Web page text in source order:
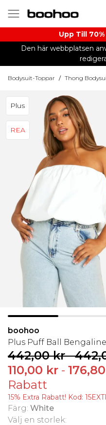
Upp Till
Den här webbplatsen
Bodysuit-Toppar / Thong
Plus
REA
boohoo
Plus Puff Ball
442,00 kr-
110,00 kr -
Rabatt
15% Extra Rabatt! Kod:
Färg: White
Välj en storlek: